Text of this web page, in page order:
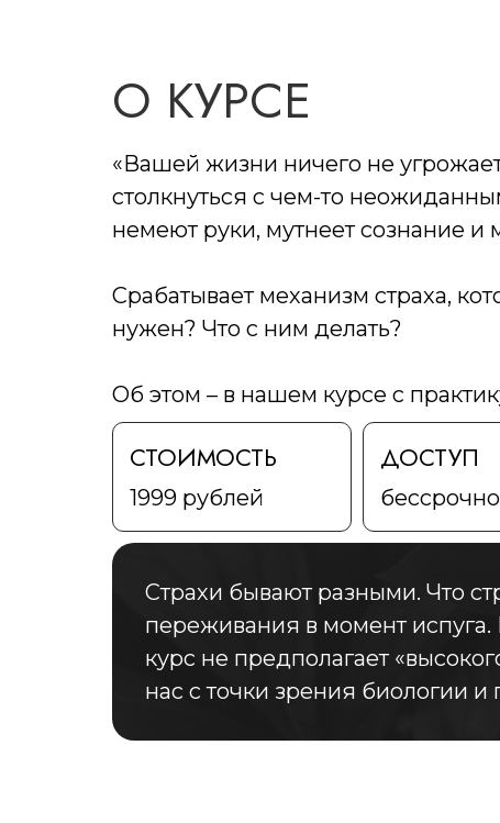
О КУРСЕ
«Вашей жизни ничего не
столкнуться с чем-то
немеют руки, мутнеет сознание и
Срабатывает механизм страха,
нужен? Что с ним делать?
Об этом – в нашем курсе с
СТОИМОСТЬ
1999 рублей
ДОСТУП
бессрочно
Страхи бывают разными. Что
переживания в момент испуга.
курс не предполагает
нас с точки зрения биологии и